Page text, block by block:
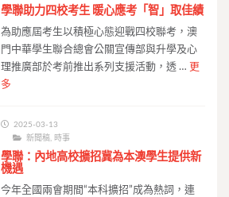
學聯助力四校考生 暖心應考「智」取佳績
為助應屆考生以積極心態迎戰四校聯考，澳
門中華學生聯合總會公關宣傳部與升學及心
理推廣部於考前推出系列支援活動，透 … 更
多
2025-03-13
新聞稿, 時事
學聯：內地高校擴招冀為本澳學生提供新
機遇
今年全國兩會期間“本科擴招”成為熱詞，連